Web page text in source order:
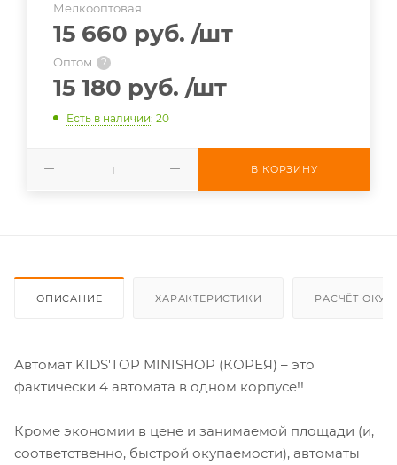
Мелкооптовая
15 660 руб. /шт
Оптом ?
15 180 руб. /шт
Есть в наличии: 20
В КОРЗИНУ
ОПИСАНИЕ ХАРАКТЕРИСТИКИ РАСЧЁТ
Автомат KIDS'TOP MINISHOP (КОРЕЯ) – это
фактически 4 автомата в одном корпусе!!
Кроме экономии в цене и занимаемой площади (и,
соответственно, быстрой окупаемости), автоматы